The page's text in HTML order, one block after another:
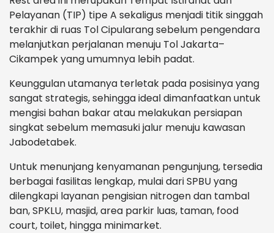
Pelayanan (TIP) tipe A sekaligus menjadi titik singgah
terakhir di ruas Tol Cipularang sebelum pengendara
melanjutkan perjalanan menuju Tol Jakarta–
Cikampek yang umumnya lebih padat.
Keunggulan utamanya terletak pada posisinya yang
sangat strategis, sehingga ideal dimanfaatkan untuk
mengisi bahan bakar atau melakukan persiapan
singkat sebelum memasuki jalur menuju kawasan
Jabodetabek.
Untuk menunjang kenyamanan pengunjung, tersedia
berbagai fasilitas lengkap, mulai dari SPBU yang
dilengkapi layanan pengisian nitrogen dan tambal
ban, SPKLU, masjid, area parkir luas, taman, food
court, toilet, hingga minimarket.